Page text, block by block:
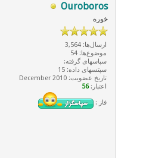
Ouroboros
خوره
ارسال‌ها: 3,564
موضوع‌ها: 54
سپاسهای گرفته:
سپتسهای داده: 15
تاریخ عضویت: December 2010
اعتبار:56
فاز :